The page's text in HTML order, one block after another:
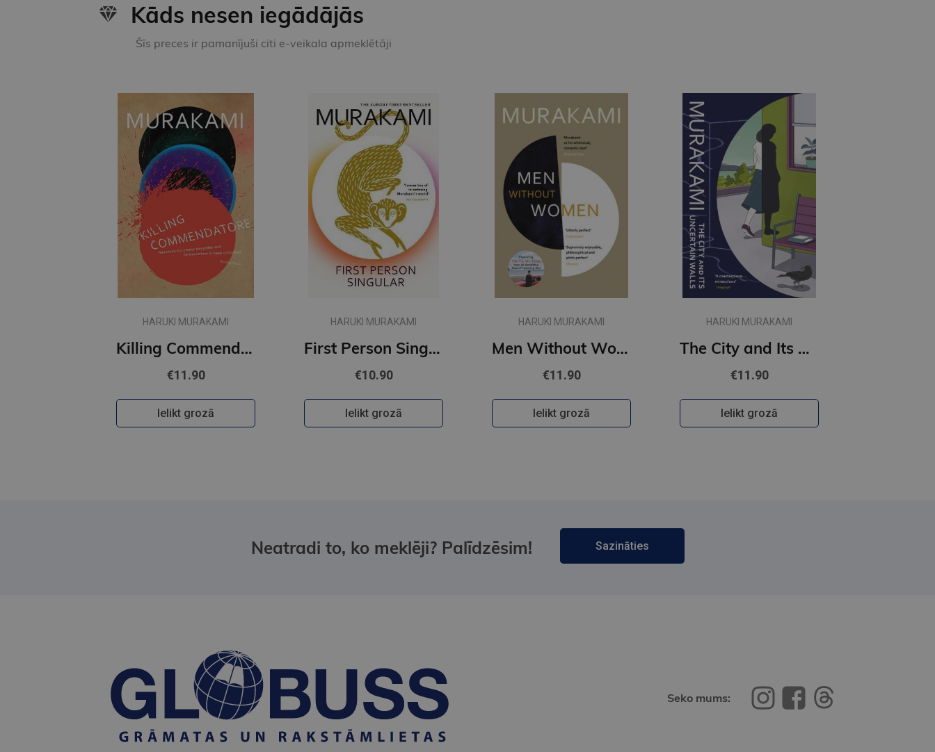
Kāds nesen iegādājās
Šīs preces ir pamanījuši citi e-veikala apmeklētāji
HARUKI MURAKAMI
Killing Commendatore
€11.90
Ielikt grozā
HARUKI MURAKAMI
First Person Singular : mind-bending new collection of short stories
€10.90
Ielikt grozā
HARUKI MURAKAMI
Men Without Women
€11.90
Ielikt grozā
HARUKI MURAKAMI
The City and Its Uncertain Walls (paperback, s)
€11.90
Ielikt grozā
Neatradi to, ko meklēji? Palīdzēsim! Sazināties
Seko mums: